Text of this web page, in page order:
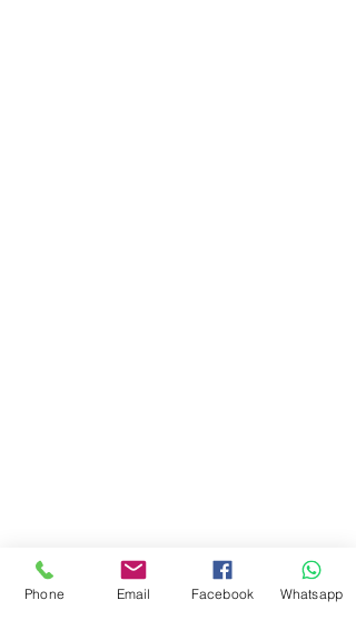
Mariage
Portrait
Phone Email Facebook Whatsapp